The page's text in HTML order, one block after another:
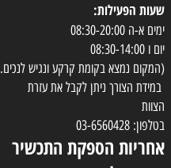
שעות הפעילות:
ימים א-ה 08:30-20:00
יום ו 08:30-14:00
(המקום נמצא בקומת קרקע ונגיש לנכים.
במידת הצורך ניתן לקבל את עזרת
הצוות
בטלפון: 03-6560428
אחריות הספקת התכשיר